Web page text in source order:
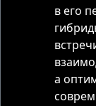
в его
а